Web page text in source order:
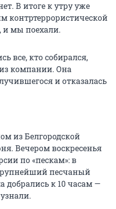
В итоге к утру уже
контртеррористической
и мы поехали.
все, кто собирался,
компании. Она
и отказалась
из Белгородской
Вечером воскресенья
по «пескам»: в
песчаный
добрались к 10 часам —